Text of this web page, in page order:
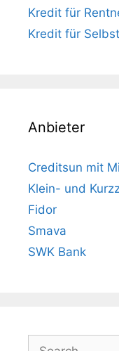
Kredit für
Kredit für
Anbieter
Creditsun mit
Klein- und
Fidor
Smava
SWK Bank
Search